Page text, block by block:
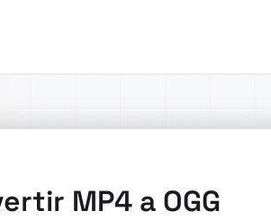
MP4 a OGG